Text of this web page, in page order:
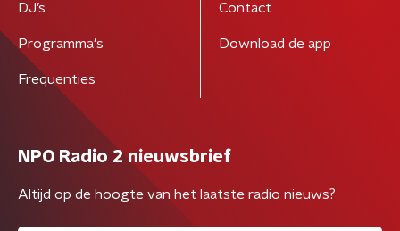
DJ’s
Programma's
Frequenties
Contact
Download de app
NPO Radio 2 nieuwsbrief
Altijd op de hoogte van het laatste radio nieuws?